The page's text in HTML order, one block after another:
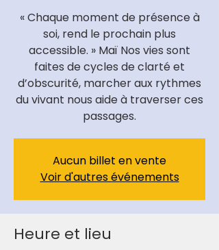
« Chaque moment de présence à
soi, rend le prochain plus
accessible. » Maï Nos vies sont
faites de cycles de clarté et
d’obscurité, marcher aux rythmes
du vivant nous aide à traverser ces
passages.
Aucun billet en vente
Voir d'autres événements
Heure et lieu